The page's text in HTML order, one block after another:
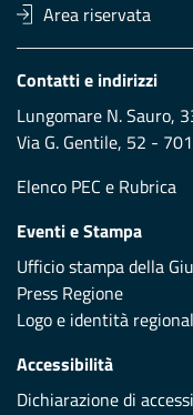
Area riservata
Contatti e indirizzi
Lungomare N. Sauro,
Via G. Gentile, 52 -
Elenco PEC e Rubrica
Eventi e Stampa
Ufficio stampa della
Press Regione
Logo e identità
Accessibilità
Dichiarazione di